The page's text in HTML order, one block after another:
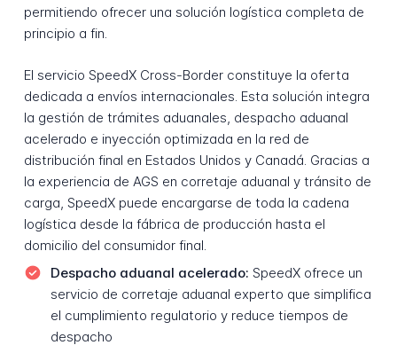
permitiendo ofrecer una solución logística completa de
principio a fin.
El servicio SpeedX Cross-Border constituye la oferta
dedicada a envíos internacionales. Esta solución integra
la gestión de trámites aduanales, despacho aduanal
acelerado e inyección optimizada en la red de
distribución final en Estados Unidos y Canadá. Gracias a
la experiencia de AGS en corretaje aduanal y tránsito de
carga, SpeedX puede encargarse de toda la cadena
logística desde la fábrica de producción hasta el
domicilio del consumidor final.
Despacho aduanal acelerado: SpeedX ofrece un
servicio de corretaje aduanal experto que simplifica
el cumplimiento regulatorio y reduce tiempos de
despacho